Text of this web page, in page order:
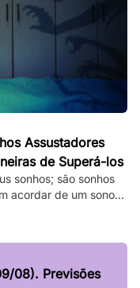
Assustadores
de Superá-los
sonhos; são sonhos
acordar de um sono
que
de medo
Enquanto pesadelos
podem
08). Previsões